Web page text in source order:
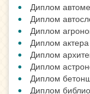
Диплом
Диплом
Диплом
Диплом актера
Диплом
Диплом
Диплом
Диплом